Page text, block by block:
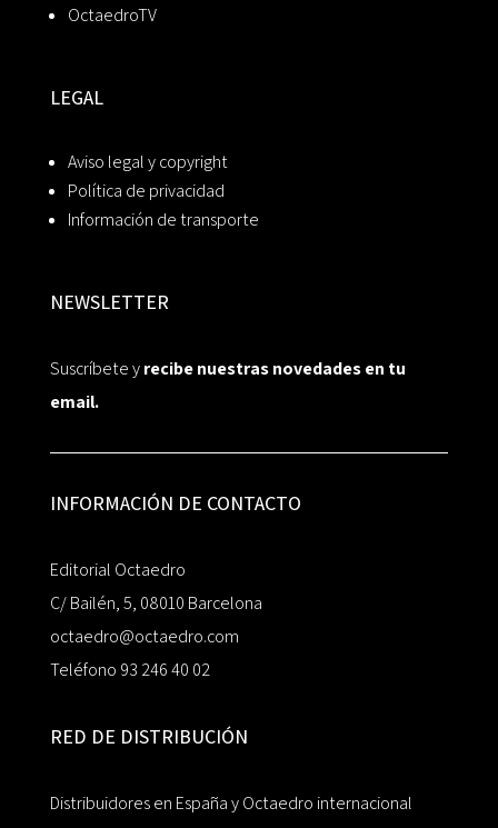
OctaedroTV
LEGAL
Aviso legal y copyright
Política de privacidad
Información de transporte
NEWSLETTER
Suscríbete yrecibe nuestras novedades en tu
email.
INFORMACIÓN DE CONTACTO
Editorial Octaedro
C/ Bailén, 5, 08010 Barcelona
octaedro@octaedro.com
Teléfono 93 246 40 02
RED DE DISTRIBUCIÓN
Distribuidores en España y Octaedro internacional